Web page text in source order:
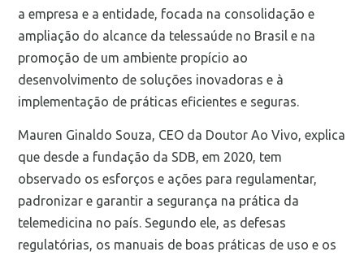
a empresa e a entidade, focada na consolidação e
ampliação do alcance da telessaúde no Brasil e na
promoção de um ambiente propício ao
desenvolvimento de soluções inovadoras e à
implementação de práticas eficientes e seguras.
Mauren Ginaldo Souza, CEO da Doutor Ao Vivo, explica
que desde a fundação da SDB, em 2020, tem
observado os esforços e ações para regulamentar,
padronizar e garantir a segurança na prática da
telemedicina no país. Segundo ele, as defesas
regulatórias, os manuais de boas práticas de uso e os